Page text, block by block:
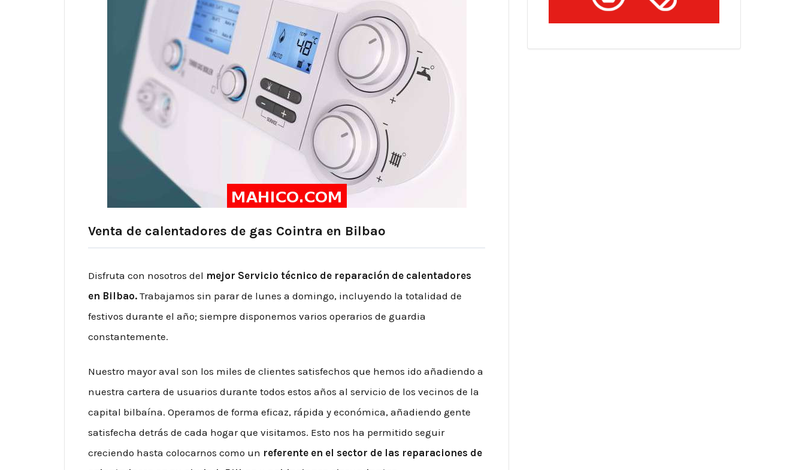
Venta de calentadores de gas Cointra en Bilbao
Disfruta con nosotros del mejor Servicio técnico de reparación de calentadores
en Bilbao. Trabajamos sin parar de lunes a domingo, incluyendo la totalidad de
festivos durante el año; siempre disponemos varios operarios de guardia
constantemente.
Nuestro mayor aval son los miles de clientes satisfechos que hemos ido añadiendo a
nuestra cartera de usuarios durante todos estos años al servicio de los vecinos de la
capital bilbaína. Operamos de forma eficaz, rápida y económica, añadiendo gente
satisfecha detrás de cada hogar que visitamos. Esto nos ha permitido seguir
creciendo hasta colocarnos como un referente en el sector de las reparaciones de